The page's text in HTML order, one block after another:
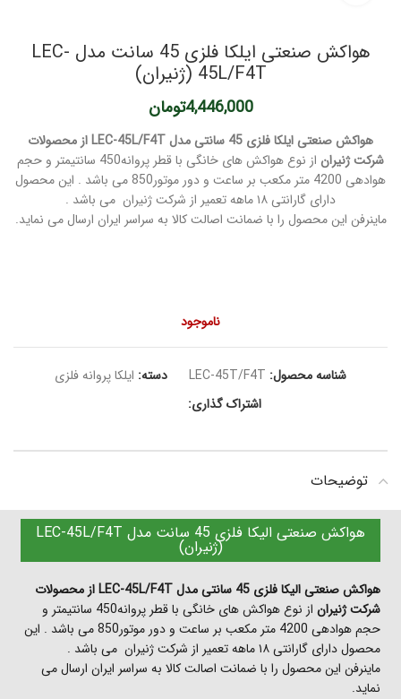
هواکش صنعتی ایلکا فلزی 45 سانت مدل LEC-
45L/F4T (ژنیران)
4,446,000تومان
هواکش صنعتی ایلکا فلزی 45 سانتی مدل LEC-45L/F4T از محصولات
شرکت ژنیران
از نوع هواکش های خانگی با قطر پروانه450 سانتیمتر و حجم
هوادهی 4200 متر مکعب بر ساعت و دور موتور850 می باشد . این محصول
دارای گارانتی ۱۸ ماهه تعمیر از شرکت ژنیران می باشد .
ماینرفن این محصول را با ضمانت اصالت کالا به سراسر ایران ارسال می نماید.
ناموجود
شناسه محصول: LEC-45T/F4T دسته: ایلکا پروانه فلزی
اشتراک گذاری:
توضیحات
هواکش صنعتی الیکا فلزی 45 سانت مدل LEC-45L/F4T
(ژنیران)
هواکش صنعتی الیکا فلزی 45 سانتی مدل LEC-45L/F4T از محصولات
شرکت ژنیران
از نوع هواکش های خانگی با قطر پروانه450 سانتیمتر و
حجم هوادهی 4200 متر مکعب بر ساعت و دور موتور850 می باشد . این
محصول دارای گارانتی ۱۸ ماهه تعمیر از شرکت ژنیران می باشد .
ماینرفن این محصول را با ضمانت اصالت کالا به سراسر ایران ارسال می
نماید.